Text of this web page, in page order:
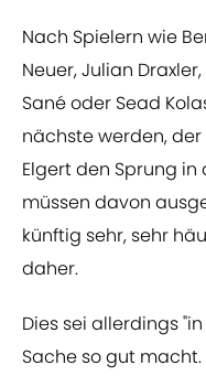
Nach Spielern wie
Neuer, Julian
Sané oder Sead
nächste werden,
Elgert den Sprung in
müssen davon
künftig sehr, sehr
daher.
Dies sei allerdings
Sache so gut macht.